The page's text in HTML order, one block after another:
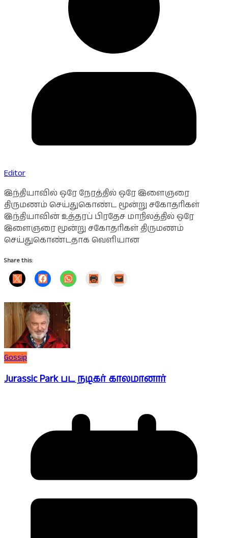
Editor
இந்தியாவில் ஒரே நேரத்தில் ஒரே இளைஞரை
திருமணம் செய்துகொண்ட மூன்று சகோதரிகள்
இந்தியாவின் உத்தரப் பிரதேச மாநிலத்தில் ஒரே
இளைஞரை மூன்று சகோதரிகள் திருமணம்
செய்துகொண்டதாக வெளியான
Share this:
Gossip
Jurassic Park பட நடிகர் காலமானார்